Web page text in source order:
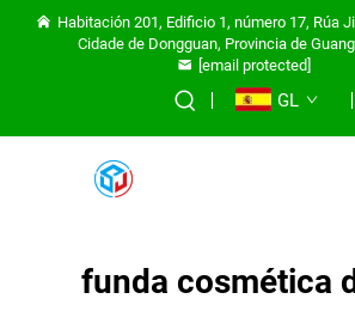
Habitación 201, Edificio 1, número 17, Rúa
Cidade de Dongguan, Provincia de
[email protected]
GL
funda cosmética